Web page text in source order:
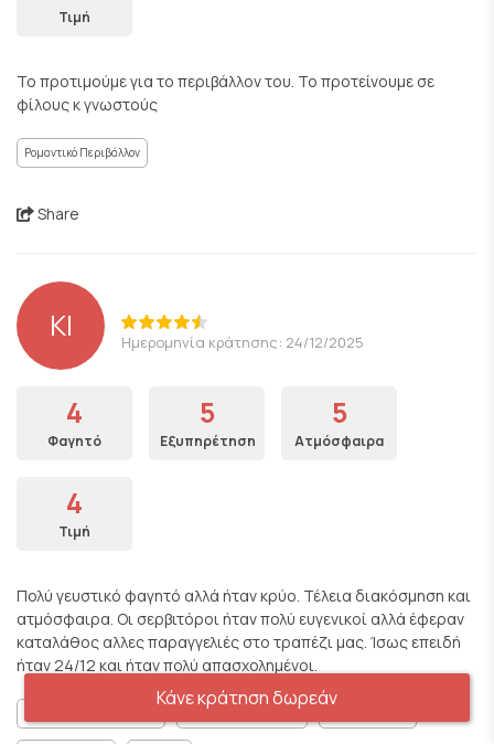
Τιμή
Το προτιμούμε για το περιβάλλον του. Το προτείνουμε σε
φίλους κ γνωστούς
Ρομαντικό Περιβάλλον
Share
KI Ημερομηνία κράτησης: 24/12/2025
4
Φαγητό
5
Εξυπηρέτηση
5
Ατμόσφαιρα
4
Τιμή
Πολύ γευστικό φαγητό αλλά ήταν κρύο. Τέλεια διακόσμηση και
ατμόσφαιρα. Οι σερβιτόροι ήταν πολύ ευγενικοί αλλά έφεραν
καταλάθος αλλες παραγγελιές στο τραπέζι μας. Ίσως επειδή
ήταν 24/12 και ήταν πολύ απασχολημένοι.
Ρομαντικό Περιβάλλον
Κάνε κράτηση δωρεάν